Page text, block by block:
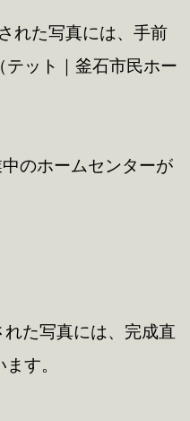
れた写真には、手前
テット｜釜石市民ホー
のホームセンターが
た写真には、完成直
す。